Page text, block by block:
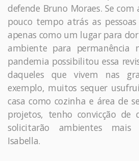
defende Bruno Moraes. Se
pouco tempo atrás as
apenas como um lugar para
ambiente para permanência
pandemia possibilitou essa
daqueles que vivem nas
exemplo, muitos sequer
casa como cozinha e área de
projetos, tenho convicção de
solicitarão ambientes mais
Isabella.